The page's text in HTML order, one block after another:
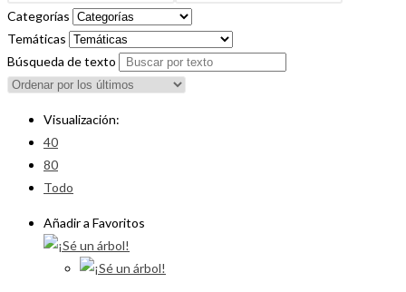
Categorías
Temáticas
Búsqueda de texto
Visualización:
40
80
Todo
Añadir a Favoritos